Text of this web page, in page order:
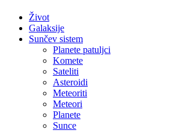
Život
Galaksije
Sunčev sistem
Planete patuljci
Komete
Sateliti
Asteroidi
Meteoriti
Meteori
Planete
Sunce